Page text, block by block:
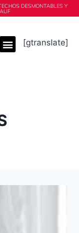
DESMONTABLES Y
[gtranslate]